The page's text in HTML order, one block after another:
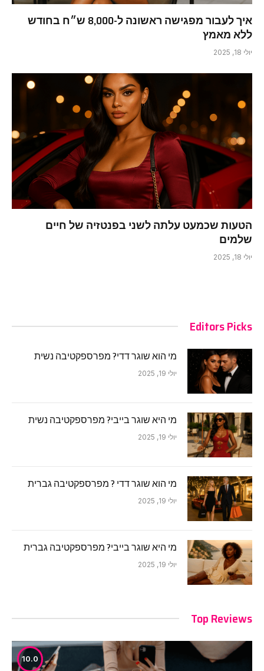
איך לעבור מפגישה ראשונה ל-8,000 ש״ח בחודש
ללא מאמץ
יולי 18, 2025
הטעות שכמעט עלתה לשני בפנטזיה של חיים
שלמים
יולי 18, 2025
Editors Picks
מי הוא שוגר דדי? מפרספקטיבה נשית
יולי 19, 2025
מי היא שוגר בייבי? מפרספקטיבה נשית
יולי 19, 2025
מי הוא שוגר דדי ? מפרספקטיבה גברית
יולי 19, 2025
מי היא שוגר בייבי? מפרספקטיבה גברית
יולי 19, 2025
Top Reviews
10.0